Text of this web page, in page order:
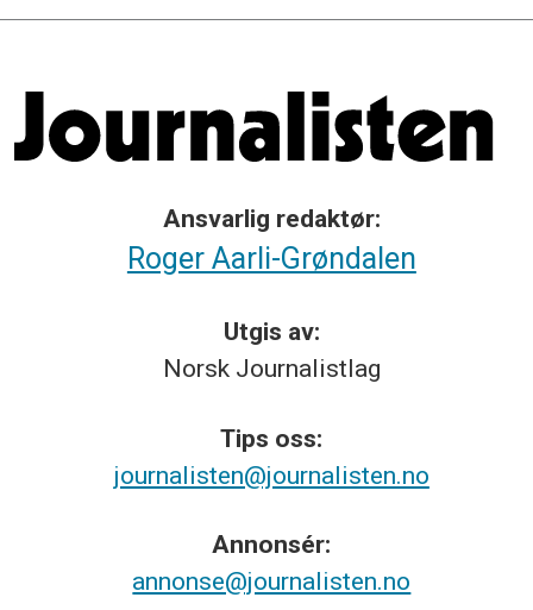
Ansvarlig redaktør:
Roger Aarli-Grøndalen
Utgis av:
Norsk Journalistlag
Tips oss:
journalisten@journalisten.no
Annonsér:
annonse@journalisten.no